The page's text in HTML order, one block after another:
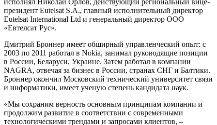
исполнял Николай Орлов, действующий региональный вице-
президент Eutelsat S.A., главный исполнительный директор
Eutelsat International Ltd и генеральный директор ООО
«Евтелсат Рус».
Дмитрий Броннер имеет обширный управленческий опыт: с
2003 по 2011 работал в Nokia, занимал руководящие позиции
в России, Беларуси, Украине. Затем работал в компании
NAGRA, отвечая за бизнес в России, странах СНГ и Балтики.
Броннер окончил Московский технический университет связи
и информатики, имеет ученую степень кандидата наук.
«Мы сохраним верность основным принципам компании и
продолжим развитие в соответствии с современными
технологическими трендами и запросами клиентов, –